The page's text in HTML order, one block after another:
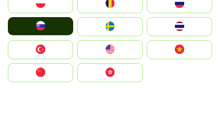
United States
中國香港特別行政區